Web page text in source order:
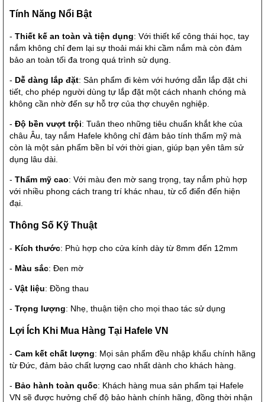
Tính Năng Nổi Bật
- Thiết kế an toàn và tiện dụng: Với thiết kế công thái học, tay
nắm không chỉ đem lại sự thoải mái khi cầm nắm mà còn đảm
bảo an toàn tối đa trong quá trình sử dụng.
- Dễ dàng lắp đặt: Sản phẩm đi kèm với hướng dẫn lắp đặt chi
tiết, cho phép người dùng tự lắp đặt một cách nhanh chóng mà
không cần nhờ đến sự hỗ trợ của thợ chuyên nghiệp.
- Độ bền vượt trội: Tuân theo những tiêu chuẩn khắt khe của
châu Âu, tay nắm Hafele không chỉ đảm bảo tính thẩm mỹ mà
còn là một sản phẩm bền bỉ với thời gian, giúp bạn yên tâm sử
dụng lâu dài.
- Thẩm mỹ cao: Với màu đen mờ sang trọng, tay nắm phù hợp
với nhiều phong cách trang trí khác nhau, từ cổ điển đến hiện
đại.
Thông Số Kỹ Thuật
- Kích thước: Phù hợp cho cửa kính dày từ 8mm đến 12mm
- Màu sắc: Đen mờ
- Vật liệu: Đồng thau
- Trọng lượng: Nhẹ, thuận tiện cho mọi thao tác sử dụng
Lợi Ích Khi Mua Hàng Tại Hafele VN
- Cam kết chất lượng: Mọi sản phẩm đều nhập khẩu chính hãng
từ Đức, đảm bảo chất lượng cao nhất dành cho khách hàng.
- Bảo hành toàn quốc: Khách hàng mua sản phẩm tại Hafele
VN sẽ được hưởng chế độ bảo hành chính hãng, đồng thời nhận